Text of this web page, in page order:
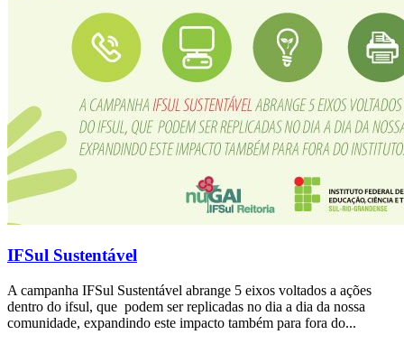
IFSul Sustentável
A campanha IFSul Sustentável abrange 5 eixos voltados a ações
dentro do ifsul, que podem ser replicadas no dia a dia da nossa
comunidade, expandindo este impacto também para fora do...